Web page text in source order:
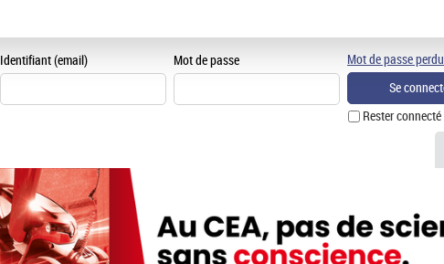
Identifiant (email) Mot de passe
Rester connecté
Mot de passe perdu